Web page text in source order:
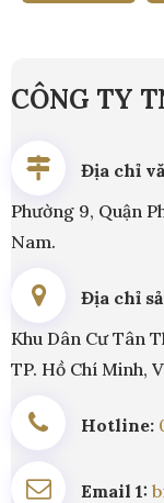
CÔNG TY
Địa chỉ
Phường 9, Quận
Nam.
Địa chỉ
Khu Dân Cư Tân
TP. Hồ Chí Minh,
Hotline:
Email 1: